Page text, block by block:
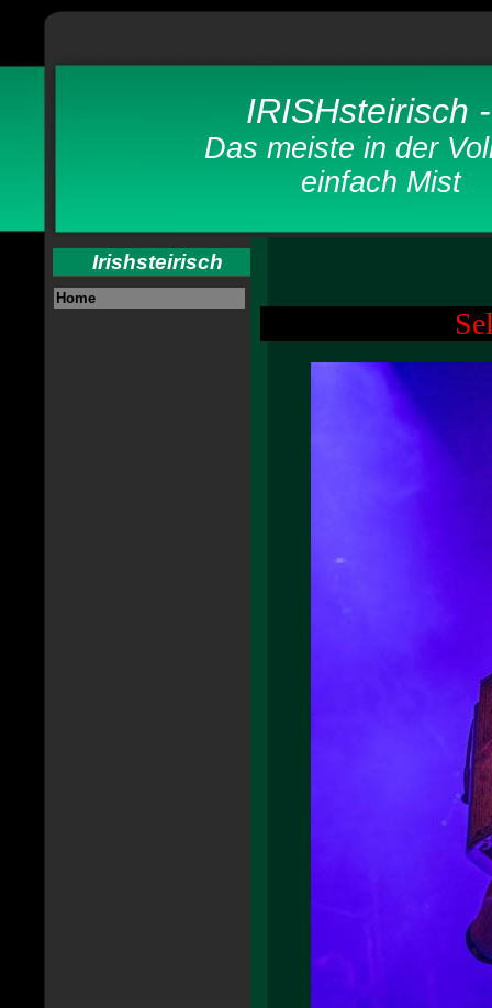
IRISHsteirisch
Das meiste in der
einfach
Irishsteirisch
Home